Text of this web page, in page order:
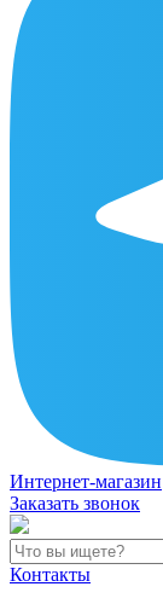
Интернет-магазин
Заказать звонок
Контакты